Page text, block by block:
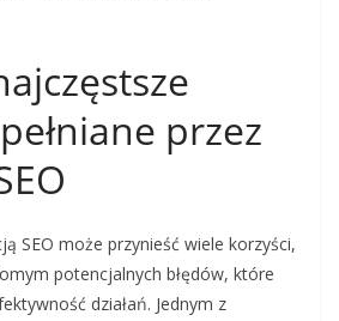
przez
SEO może przynieść wiele korzyści,
potencjalnych błędów, które
działań. Jednym z